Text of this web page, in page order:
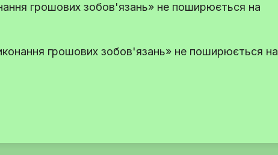
грошових зобов'язань» не поширюється на
грошових зобов'язань» не поширюється на